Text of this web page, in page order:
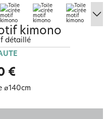
kimono
détaillé
€
ø140cm